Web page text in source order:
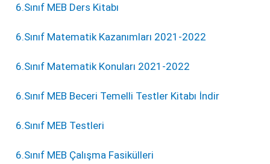
6.Sınıf MEB Ders Kitabı
6.Sınıf Matematik Kazanımları 2021-2022
6.Sınıf Matematik Konuları 2021-2022
6.Sınıf MEB Beceri Temelli Testler Kitabı İndir
6.Sınıf MEB Testleri
6.Sınıf MEB Çalışma Fasikülleri